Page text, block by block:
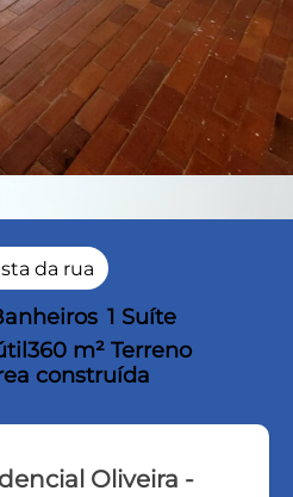
da rua
1 Suíte
360 m² Terreno
construída
Oliveira -